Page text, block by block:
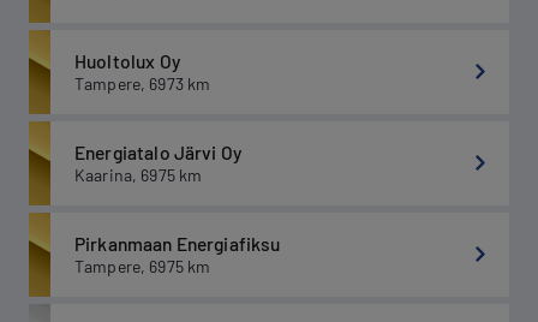
Huoltolux Oy
Tampere, 6973 km
Energiatalo Järvi Oy
Kaarina, 6975 km
Pirkanmaan Energiafiksu
Tampere, 6975 km